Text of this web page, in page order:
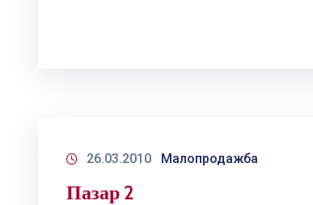
26.03.2010 Малопродажба
Пазар 2